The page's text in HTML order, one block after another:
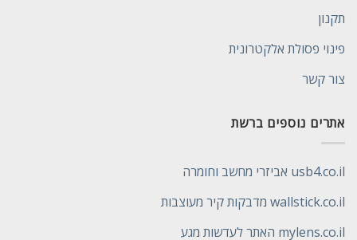
תקנון
פינוי פסולת אלקטרונית
צור קשר
אתרים נוספים ברשת
usb4.co.il אביזרי מחשב וחומרה
wallstick.co.il מדבקות קיר מעוצבות
mylens.co.il האתר לעדשות מגע